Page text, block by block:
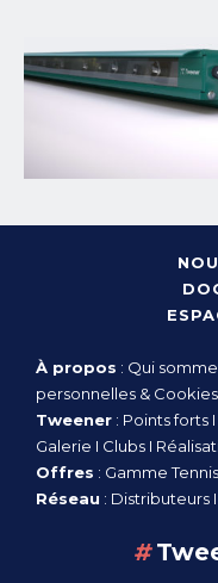
À propos : Qui
personnelles & Cookies
Tweener : Points forts I
Galerie I Clubs I
Offres : Gamme Tennis
Réseau : Distributeurs I
#